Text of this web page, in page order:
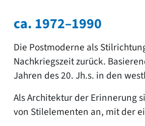
ca. 1972–1990
Die Postmoderne als
Nachkriegszeit zurück.
Jahren des 20. Jh.s. in den
Als Architektur der Erinnerung
von Stilelementen an, mit der